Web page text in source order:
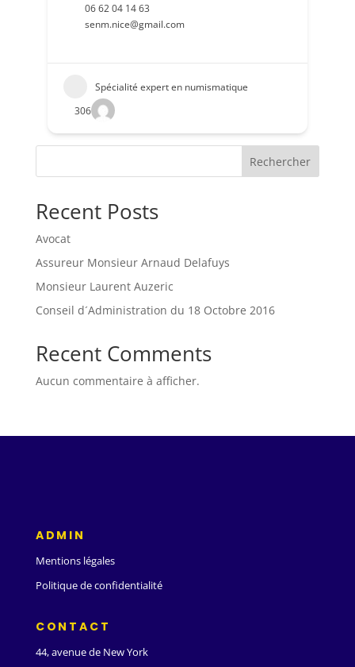
06 62 04 14 63
senm.nice@gmail.com
Spécialité expert en numismatique
306
Rechercher
Recent Posts
Avocat
Assureur Monsieur Arnaud Delafuys
Monsieur Laurent Auzeric
Conseil d´Administration du 18 Octobre 2016
Recent Comments
Aucun commentaire à afficher.
ADMIN
Mentions légales
Politique de confidentialité
CONTACT
44, avenue de New York